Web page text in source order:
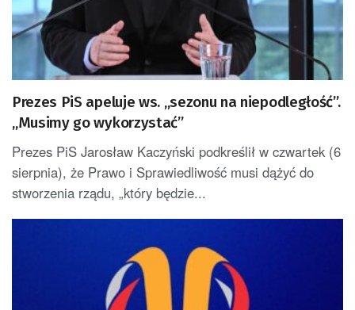
Prezes PiS apeluje ws. „sezonu na niepodległość”.
„Musimy go wykorzystać”
Prezes PiS Jarosław Kaczyński podkreślił w czwartek (6
sierpnia), że Prawo i Sprawiedliwość musi dążyć do
stworzenia rządu, „który będzie...